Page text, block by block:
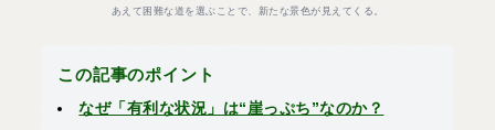
あえて困難な道を選ぶことで、新たな景色が見えてくる。
この記事のポイント
なぜ「有利な状況」は“崖っぷち”なのか？